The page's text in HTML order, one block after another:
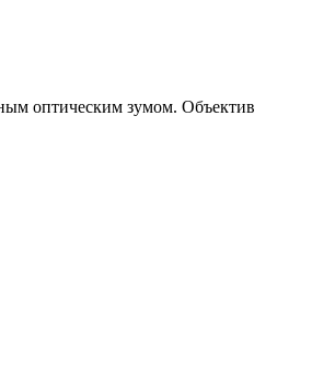
оптическим зумом. Объектив